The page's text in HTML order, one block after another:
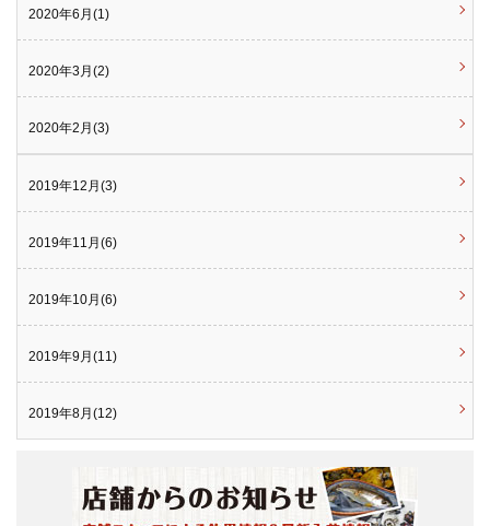
2020年6月(1)
2020年3月(2)
2020年2月(3)
2019年12月(3)
2019年11月(6)
2019年10月(6)
2019年9月(11)
2019年8月(12)